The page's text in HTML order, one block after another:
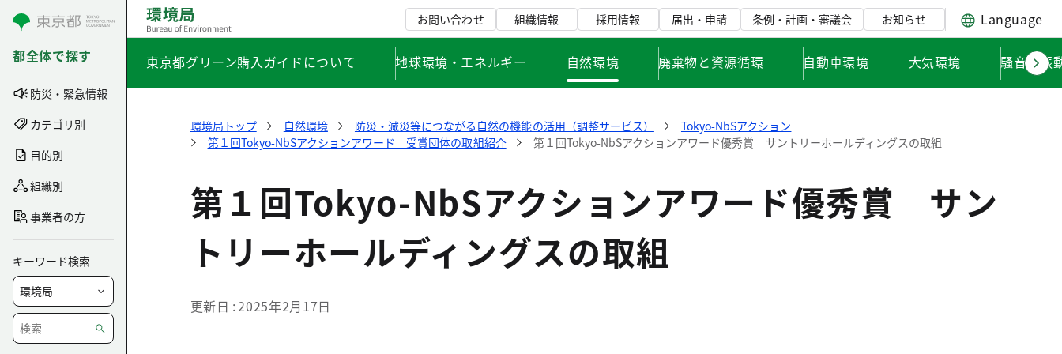
コンテンツにスキップ
都全体で探す
防災・緊急情報
カテゴリ別
目的別
組織別
事業者の方
キーワード検索
お問い合わせ 組織情報 採用情報 届出・申請 条例・計画・審議会 お知らせ Language
東京都グリーン購入ガイドについて 地球環境・エネルギー 自然環境 廃棄物と資源循環 自動車環境 大気環境 騒音・振
環境局トップ 自然環境 防災・減災等につながる自然の機能の活用（調整サービス）
Tokyo-NbSアクション
第１回Tokyo-NbSアクションアワード 受賞団体の取組紹介
第１回Tokyo-NbSアクションアワード優秀賞 サントリーホールディングスの取組
第１回Tokyo-NbSアクションアワード優秀賞 サン
トリーホールディングスの取組
更新日 2025年2月17日